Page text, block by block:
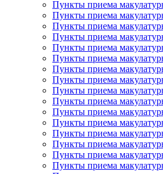
Пункты приема
Пункты приема
Пункты приема
Пункты приема
Пункты приема
Пункты приема
Пункты приема
Пункты приема
Пункты приема
Пункты приема
Пункты приема
Пункты приема
Пункты приема
Пункты приема
Пункты приема
Пункты приема